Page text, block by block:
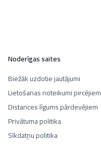
Noderīgas saites
Biežāk uzdotie jautājumi
Lietošanas noteikumi pircējiem
Distances līgums pārdevējiem
Privātuma politika
Sīkdatņu politika